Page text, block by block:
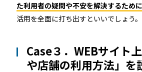
た利用者の疑問や不安を解決するために
活用を全面に打ち出すといいでしょう。
Case３．WEBサイト
や店舗の利用方法」を